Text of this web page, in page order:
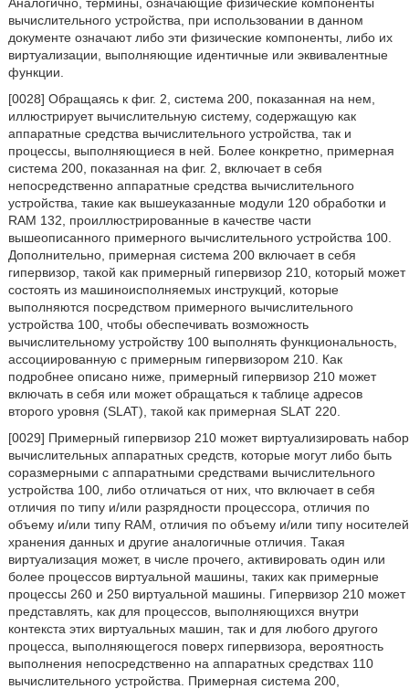
вычислительного устройства, при использовании в данном
документе означают либо эти физические компоненты, либо их
виртуализации, выполняющие идентичные или эквивалентные
функции.
[0028] Обращаясь к фиг. 2, система 200, показанная на нем,
иллюстрирует вычислительную систему, содержащую как
аппаратные средства вычислительного устройства, так и
процессы, выполняющиеся в ней. Более конкретно, примерная
система 200, показанная на фиг. 2, включает в себя
непосредственно аппаратные средства вычислительного
устройства, такие как вышеуказанные модули 120 обработки и
RAM 132, проиллюстрированные в качестве части
вышеописанного примерного вычислительного устройства 100.
Дополнительно, примерная система 200 включает в себя
гипервизор, такой как примерный гипервизор 210, который может
состоять из машиноисполняемых инструкций, которые
выполняются посредством примерного вычислительного
устройства 100, чтобы обеспечивать возможность
вычислительному устройству 100 выполнять функциональность,
ассоциированную с примерным гипервизором 210. Как
подробнее описано ниже, примерный гипервизор 210 может
включать в себя или может обращаться к таблице адресов
второго уровня (SLAT), такой как примерная SLAT 220.
[0029] Примерный гипервизор 210 может виртуализировать набор
вычислительных аппаратных средств, которые могут либо быть
соразмерными с аппаратными средствами вычислительного
устройства 100, либо отличаться от них, что включает в себя
отличия по типу и/или разрядности процессора, отличия по
объему и/или типу RAM, отличия по объему и/или типу носителей
хранения данных и другие аналогичные отличия. Такая
виртуализация может, в числе прочего, активировать один или
более процессов виртуальной машины, таких как примерные
процессы 260 и 250 виртуальной машины. Гипервизор 210 может
представлять, как для процессов, выполняющихся внутри
контекста этих виртуальных машин, так и для любого другого
процесса, выполняющегося поверх гипервизора, вероятность
выполнения непосредственно на аппаратных средствах 110
вычислительного устройства. Примерная система 200,